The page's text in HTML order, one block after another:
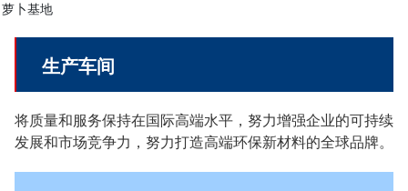
萝卜基地
生产车间
将质量和服务保持在国际高端水平，努力增强企业的可持续
发展和市场竞争力，努力打造高端环保新材料的全球品牌。